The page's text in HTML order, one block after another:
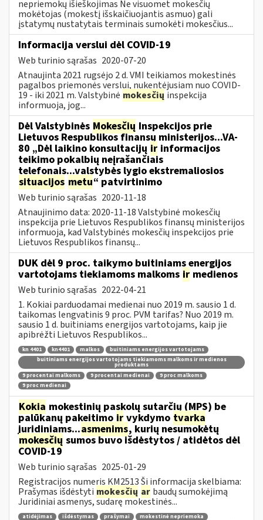
nepriemokų išieškojimas Ne visuomet mokesčių
mokėtojas (mokestį išskaičiuojantis asmuo) gali
įstatymų nustatytais terminais sumokėti mokesčius...
Informacija verslui dėl COVID-19
Web turinio sąrašas 2020-07-20
Atnaujinta 2021 rugsėjo 2 d. VMI teikiamos mokestinės
pagalbos priemonės verslui, nukentėjusiam nuo COVID-
19 - iki 2021 m. Valstybinė mokesčių inspekcija
informuoja, jog...
Dėl Valstybinės Mokesčių Inspekcijos prie
Lietuvos Respublikos finansų ministerijos...VA-
80 „Dėl laikino konsultacijų ir informacijos
teikimo pokalbių neįrašančiais
telefonais...valstybės lygio ekstremaliosios
situacijos metu“ patvirtinimo
Web turinio sąrašas 2020-11-18
Atnaujinimo data: 2020-11-18 Valstybinė mokesčių
inspekcija prie Lietuvos Respublikos finansų ministerijos
informuoja, kad Valstybinės mokesčių inspekcijos prie
Lietuvos Respublikos finansų...
DUK dėl 9 proc. taikymo buitiniams energijos
vartotojams tiekiamoms malkoms ir medienos
Web turinio sąrašas 2022-04-21
1. Kokiai parduodamai medienai nuo 2019 m. sausio 1 d.
taikomas lengvatinis 9 proc. PVM tarifas? Nuo 2019 m.
sausio 1 d. buitiniams energijos vartotojams, kaip jie
apibrėžti Lietuvos Respublikos...
kn 4401 kn4401 malkos
buitiniams energijos vartotojams
buitiniams energijos vartotojams tiekiamoms malkoms ir medienos
produktams
9 procentai malkoms
9 procentai medienai
9 proc malkoms
9 proc medienai
Kokia mokestinių paskolų sutarčių (MPS) be
palūkanų pakeitimo ir vykdymo tvarka
juridiniams...asmenims, kurių nesumokėtų
mokesčių sumos buvo išdėstytos / atidėtos dėl
COVID-19
Web turinio sąrašas 2025-01-29
Registracijos numeris KM2513 Ši informacija skelbiama:
Prašymas išdėstyti mokesčių ar baudų sumokėjimą
Juridiniai asmenys, sudarę mokestinės...
atidėjimas išdėstymas prašymai
mokestinė nepriemoka